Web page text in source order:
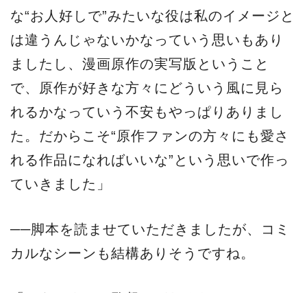
な“お人好しで”みたいな役は私のイメージと
は違うんじゃないかなっていう思いもあり
ましたし、漫画原作の実写版ということ
で、原作が好きな方々にどういう風に見ら
れるかなっていう不安もやっぱりありまし
た。だからこそ“原作ファンの方々にも愛さ
れる作品になればいいな”という思いで作っ
ていきました」
──脚本を読ませていただきましたが、コミ
カルなシーンも結構ありそうですね。